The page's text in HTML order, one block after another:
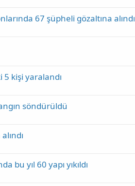
67 şüpheli gözaltına alındı
5 kişi yaralandı
söndürüldü
bu yıl 60 yapı yıkıldı